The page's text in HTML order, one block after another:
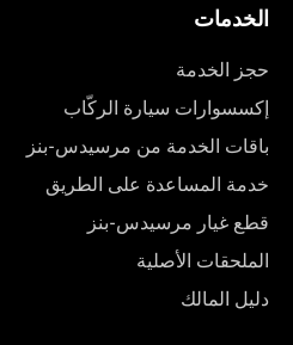
الخدمات
حجز الخدمة
إكسسوارات سيارة الركّاب
باقات الخدمة من مرسيدس-بنز
خدمة المساعدة على الطريق
قطع غيار مرسيدس-بنز
الملحقات الأصلية
دليل المالك